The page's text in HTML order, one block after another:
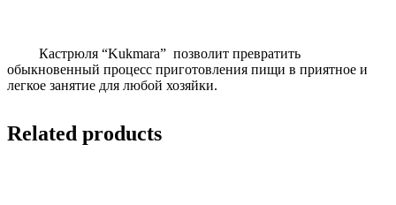
Кастрюля “Kukmara” позволит превратить
обыкновенный процесс приготовления пищи в приятное и
легкое занятие для любой хозяйки.
Related products